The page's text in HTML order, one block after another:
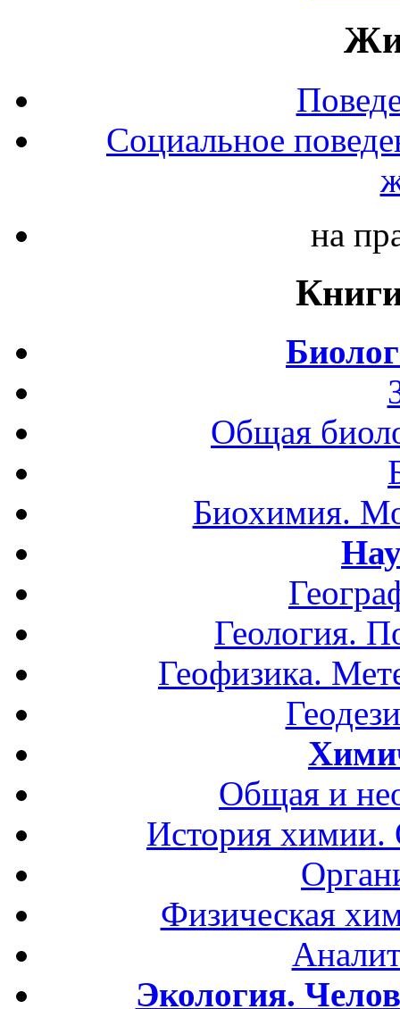
Социальное
на
Общая
Биохимия.
Геология.
Геофизика.
Общая и
История
Физическая
Экология.